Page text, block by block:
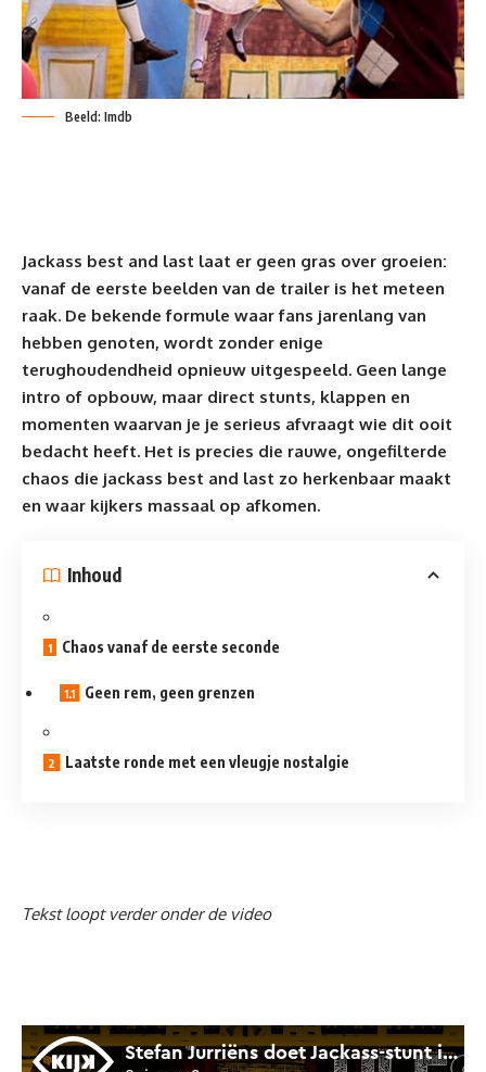
Beeld: Imdb
Jackass best and last laat er geen gras over groeien:
vanaf de eerste beelden van de trailer is het meteen
raak. De bekende formule waar fans jarenlang van
hebben genoten, wordt zonder enige
terughoudendheid opnieuw uitgespeeld. Geen lange
intro of opbouw, maar direct stunts, klappen en
momenten waarvan je je serieus afvraagt wie dit ooit
bedacht heeft. Het is precies die rauwe, ongefilterde
chaos die jackass best and last zo herkenbaar maakt
en waar kijkers massaal op afkomen.
Inhoud
Chaos vanaf de eerste seconde
Geen rem, geen grenzen
Laatste ronde met een vleugje nostalgie
Tekst loopt verder onder de video